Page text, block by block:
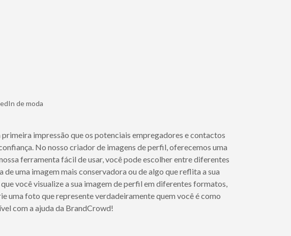
page
de moda
impressão que os potenciais empregadores e contactos
No nosso criador de imagens de perfil, oferecemos uma
ferramenta fácil de usar, você pode escolher entre diferentes
uma imagem mais conservadora ou de algo que reflita a sua
você visualize a sua imagem de perfil em diferentes formatos,
uma foto que represente verdadeiramente quem você é como
com a ajuda da BrandCrowd!